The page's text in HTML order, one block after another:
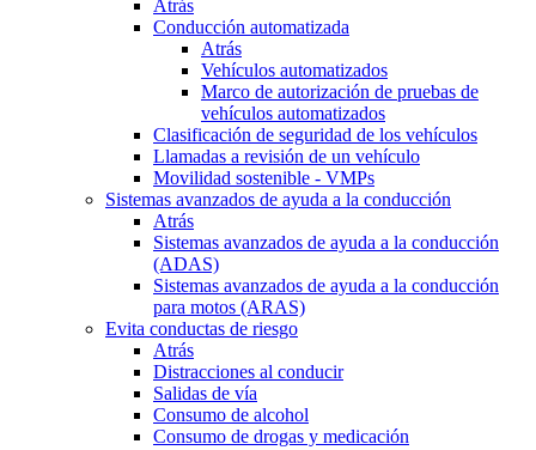
Atrás
Conducción automatizada
Atrás
Vehículos automatizados
Marco de autorización de pruebas de
vehículos automatizados
Clasificación de seguridad de los vehículos
Llamadas a revisión de un vehículo
Movilidad sostenible - VMPs
Sistemas avanzados de ayuda a la conducción
Atrás
Sistemas avanzados de ayuda a la conducción
(ADAS)
Sistemas avanzados de ayuda a la conducción
para motos (ARAS)
Evita conductas de riesgo
Atrás
Distracciones al conducir
Salidas de vía
Consumo de alcohol
Consumo de drogas y medicación